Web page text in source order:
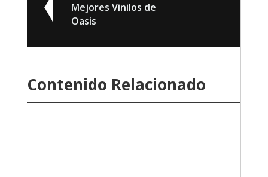
Mejores Vinilos de
Oasis
Contenido Relacionado